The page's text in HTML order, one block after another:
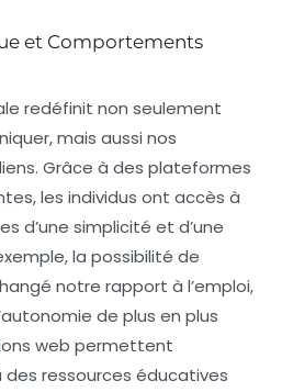
et Comportements
redéfinit non seulement
mais aussi nos
Grâce à des plateformes
les individus ont accès à
d’une simplicité et d’une
la possibilité de
notre rapport à l’emploi,
de plus en plus
web permettent
ressources éducatives